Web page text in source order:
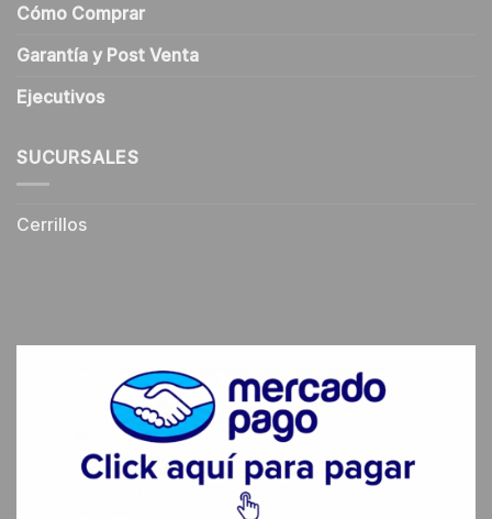
Cómo Comprar
Garantía y Post Venta
Ejecutivos
SUCURSALES
Cerrillos